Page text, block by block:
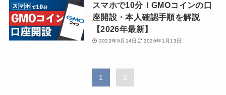
スマホで10分！GMOコインの口
座開設・本人確認手順を解説
【2026年最新】
2022年5月14日 2026年1月13日
1 2